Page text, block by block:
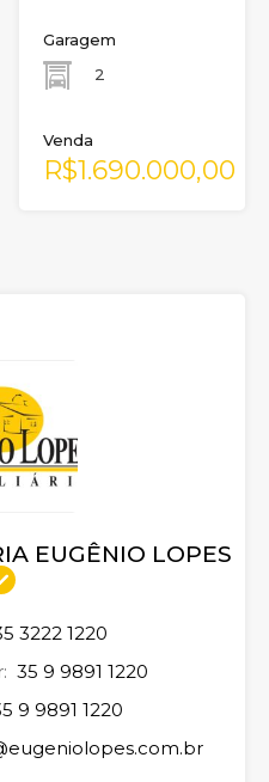
Garagem
2
Venda
R$1.690.000,00
EUGÊNIO LOPES
3222 1220
35 9 9891 1220
9 9891 1220